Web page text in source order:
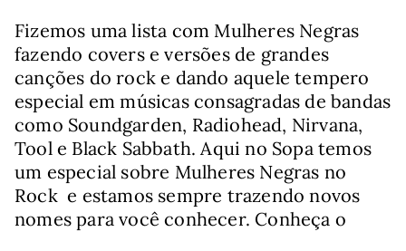
Fizemos uma lista com Mulheres Negras
fazendo covers e versões de grandes
canções do rock e dando aquele tempero
especial em músicas consagradas de bandas
como Soundgarden, Radiohead, Nirvana,
Tool e Black Sabbath. Aqui no Sopa temos
um especial sobre Mulheres Negras no
Rock e estamos sempre trazendo novos
nomes para você conhecer. Conheça o